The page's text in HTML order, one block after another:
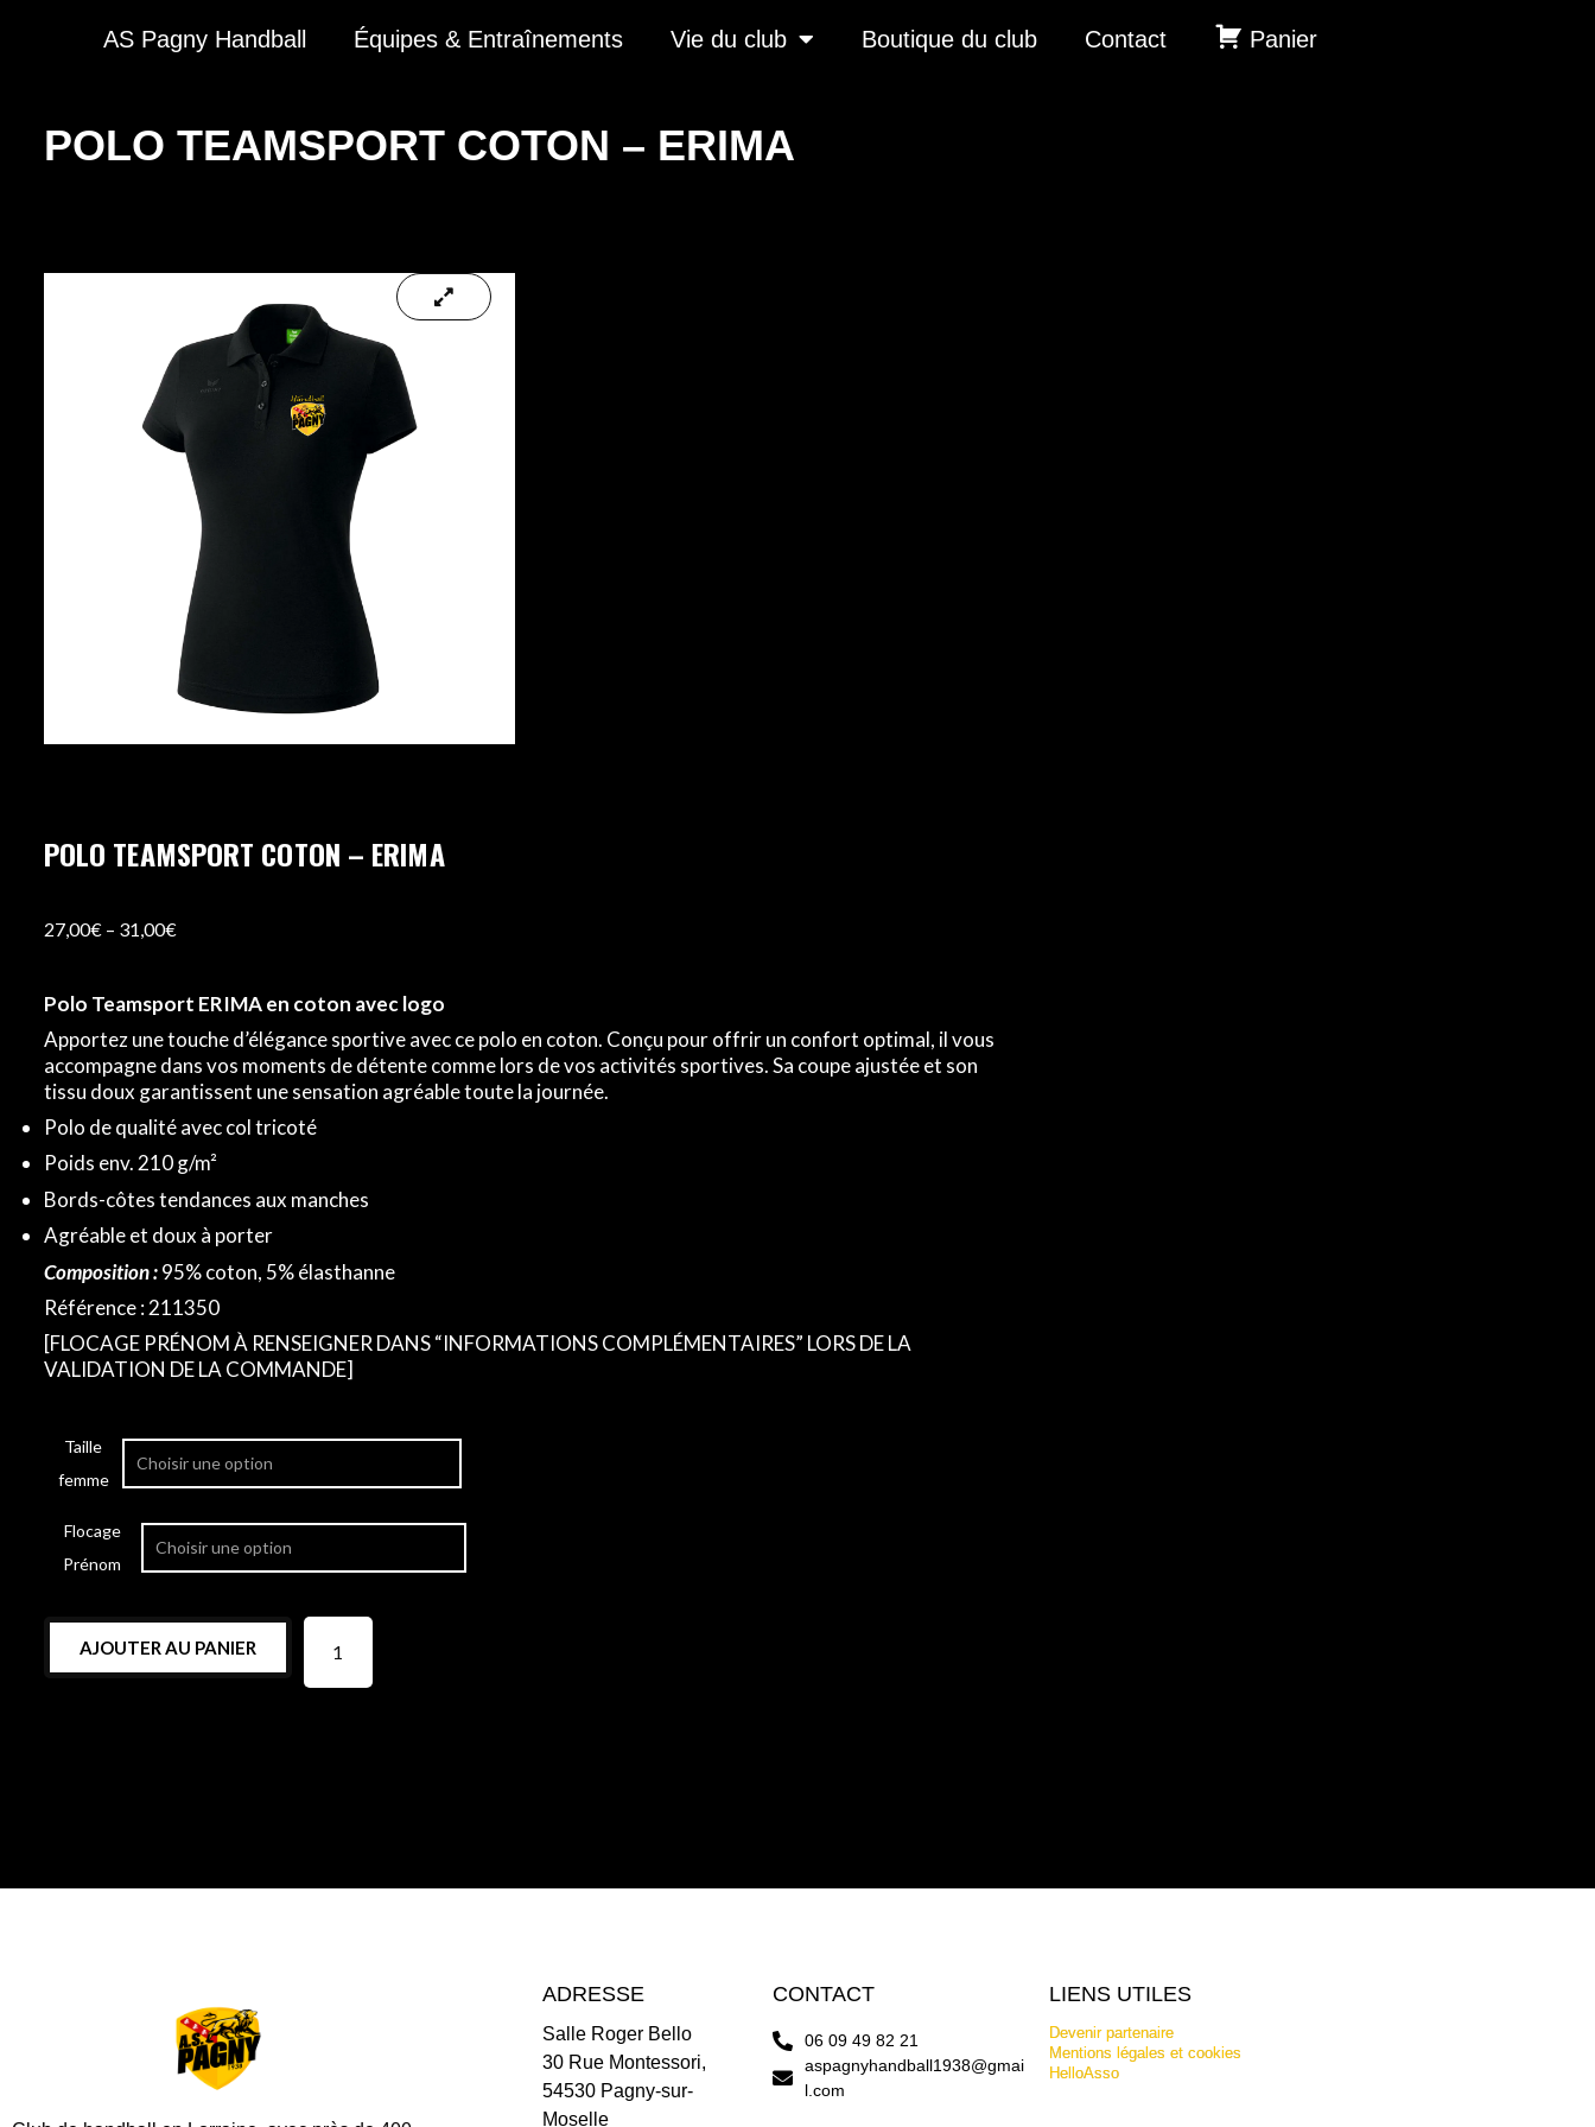
AS Pagny Handball Équipes & Entraînements Vie du club Boutique du club Contact Panier
POLO TEAMSPORT COTON – ERIMA
POLO TEAMSPORT COTON – ERIMA
27,00€– 31,00€
Polo Teamsport ERIMA en coton avec logo
Apportez une touche d’élégance sportive avec ce polo en coton. Conçu pour offrir un confort optimal, il vous
accompagne dans vos moments de détente comme lors de vos activités sportives. Sa coupe ajustée et son
tissu doux garantissent une sensation agréable toute la journée.
Polo de qualité avec col tricoté
Poids env. 210 g/m²
Bords-côtes tendances aux manches
Agréable et doux à porter
Composition :95% coton, 5% élasthanne
Référence : 211350
[FLOCAGE PRÉNOM À RENSEIGNER DANS “INFORMATIONS COMPLÉMENTAIRES” LORS DE LA
VALIDATION DE LA COMMANDE]
Taille
femme
Flocage
Prénom
AJOUTER AU PANIER
ADRESSE
Salle Roger Bello
30 Rue Montessori,
54530 Pagny-sur-
Moselle
CONTACT
06 09 49 82 21
aspagnyhandball1938@gmai
l.com
LIENS UTILES
Devenir partenaire
Mentions légales et cookies
HelloAsso